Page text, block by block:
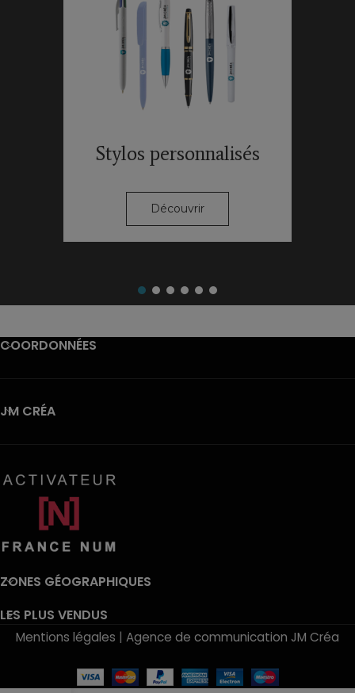
Stylos personnalisés
Découvrir
COORDONNÉES
JM CRÉA
ZONES GÉOGRAPHIQUES
LES PLUS VENDUS
Mentions légales | Agence de communication JM Créa